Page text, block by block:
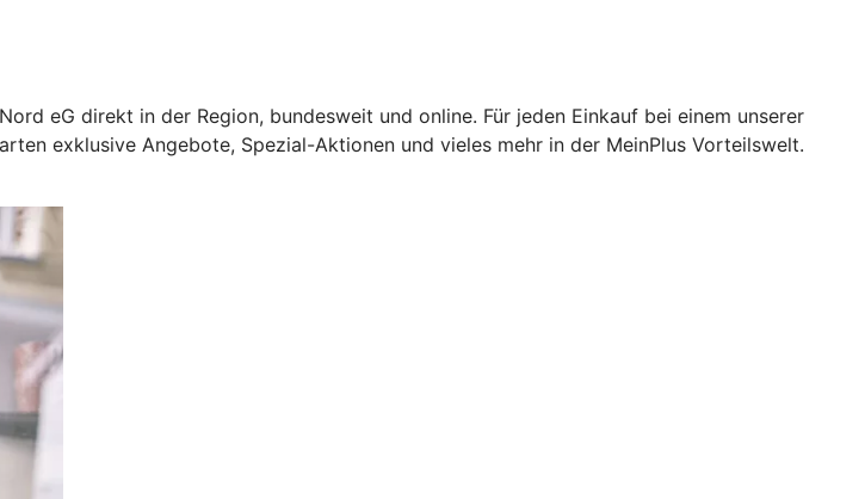
eG direkt in der Region, bundesweit und online. Für jeden Einkauf bei einem unserer
exklusive Angebote, Spezial-Aktionen und vieles mehr in der MeinPlus Vorteilswelt.